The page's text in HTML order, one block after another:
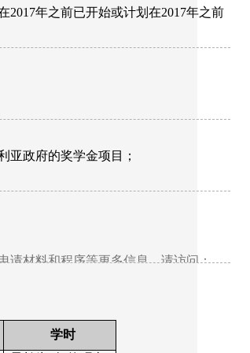
2017年之前已开始或计划在2017年之前
亚政府的奖学金项目；
请材料和程序等更多信息，请访问：
学时